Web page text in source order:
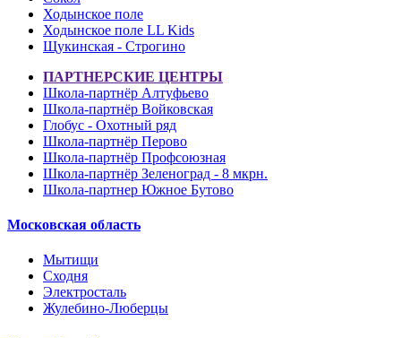
Ходынское поле
Ходынское поле LL Kids
Щукинская - Строгино
ПАРТНЕРСКИЕ ЦЕНТРЫ
Школа-партнёр Алтуфьево
Школа-партнёр Войковская
Глобус - Охотный ряд
Школа-партнёр Перово
Школа-партнёр Профсоюзная
Школа-партнёр Зеленоград - 8 мкрн.
Школа-партнер Южное Бутово
Московская область
Мытищи
Сходня
Электросталь
Жулебино-Люберцы